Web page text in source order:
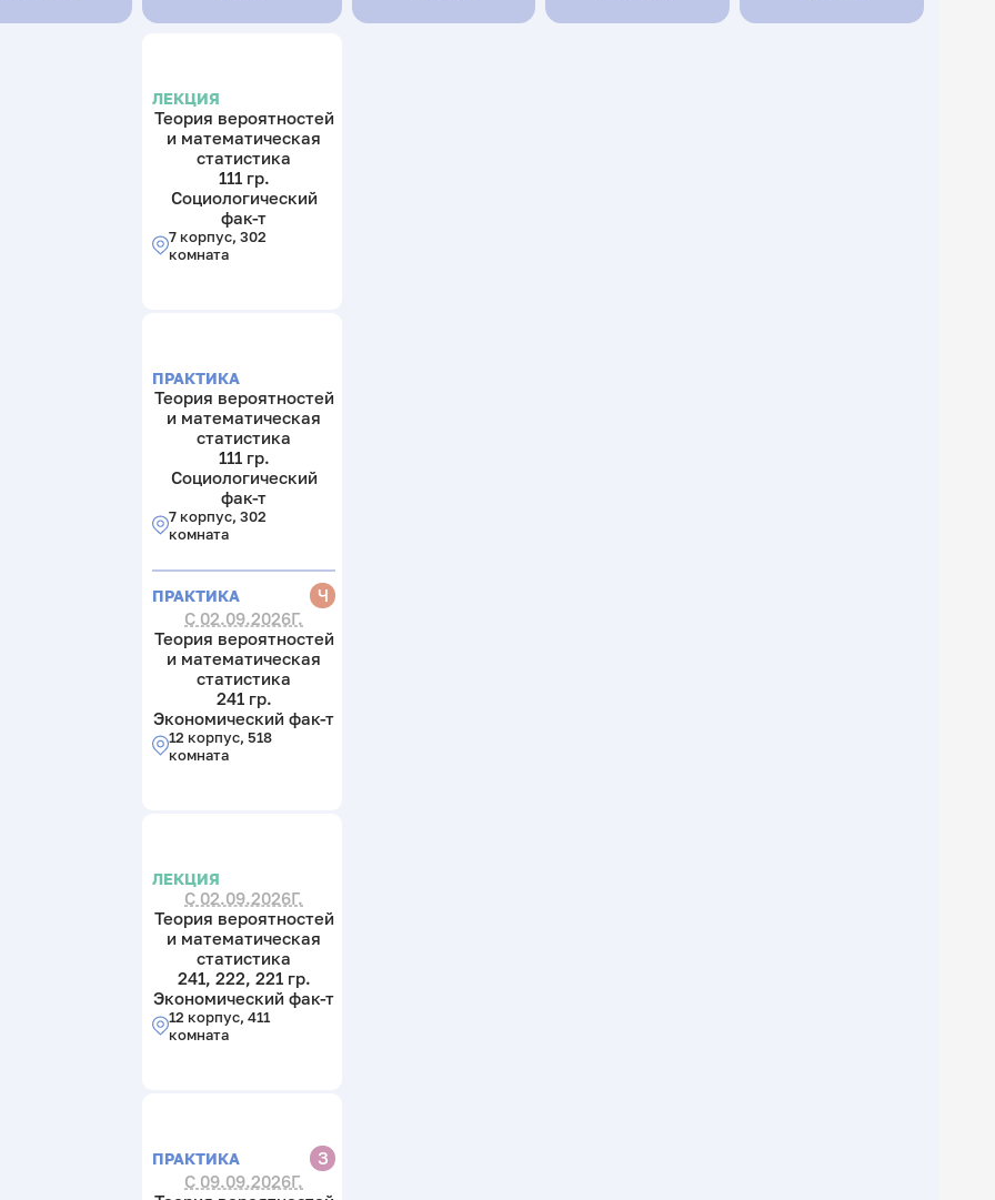
ЛЕКЦИЯ
Теория вероятностей
и математическая
статистика
111 гр.
Социологический
фак-т
7 корпус, 302
комната
ПРАКТИКА
Теория вероятностей
и математическая
статистика
111 гр.
Социологический
фак-т
7 корпус, 302
комната
ПРАКТИКА
Ч
С 02.09.2026Г.
Теория вероятностей
и математическая
статистика
241 гр.
Экономический фак-т
12 корпус, 518
комната
ЛЕКЦИЯ
С 02.09.2026Г.
Теория вероятностей
и математическая
статистика
241, 222, 221 гр.
Экономический фак-т
12 корпус, 411
комната
ПРАКТИКА
З
С 09.09.2026Г.